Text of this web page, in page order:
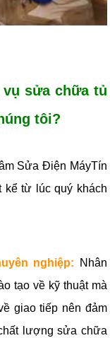
vụ sửa chữa tủ
tôi?
Sửa Điện MáyTín
kể từ lúc quý khách
nghiệp: Nhân
tạo về kỹ thuật mà
giao tiếp nên đảm
lượng sửa chữa